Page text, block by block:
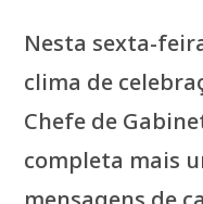
Nesta sexta-
clima de
Chefe de
completa mais